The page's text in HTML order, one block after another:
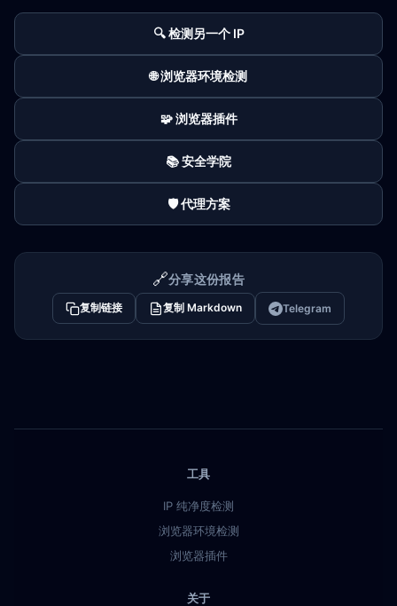
🔍 检测另一个 IP
🌐 浏览器环境检测
🧩 浏览器插件
📚 安全学院
🛡️ 代理方案
🔗分享这份报告
复制链接 复制 Markdown Telegram
工具
IP 纯净度检测
浏览器环境检测
浏览器插件
关于